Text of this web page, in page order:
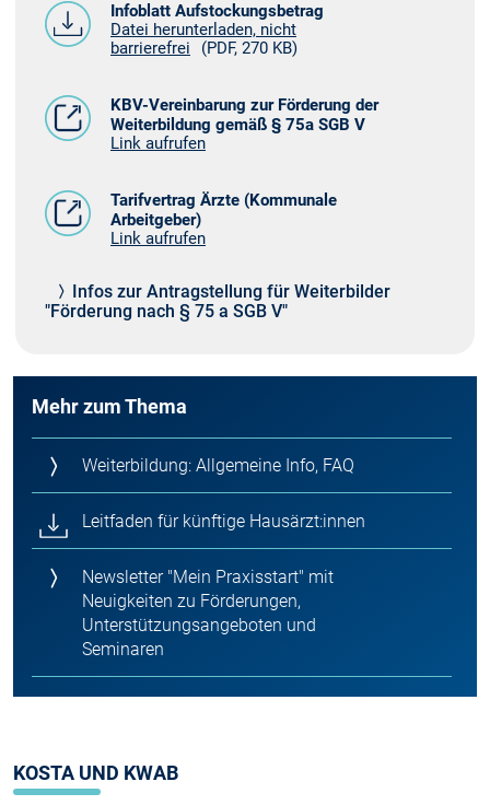
Infoblatt Aufstockungsbetrag
Datei herunterladen, nicht
barrierefrei
(PDF, 270 KB)
KBV-Vereinbarung zur Förderung der
Weiterbildung gemäß § 75a SGB V
Link aufrufen
Tarifvertrag Ärzte (Kommunale
Arbeitgeber)
Link aufrufen
Infos zur Antragstellung für Weiterbilder
"Förderung nach § 75 a SGB V"
Mehr zum Thema
Weiterbildung: Allgemeine Info, FAQ
Leitfaden für künftige Hausärzt:innen
Newsletter "Mein Praxisstart" mit
Neuigkeiten zu Förderungen,
Unterstützungsangeboten und
Seminaren
KOSTA UND KWAB